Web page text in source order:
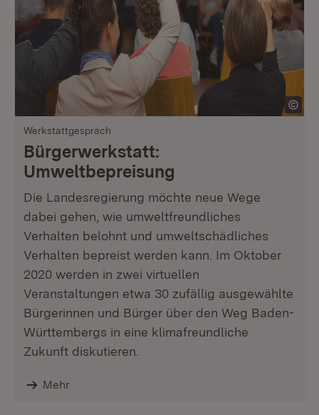
Werkstattgespräch
Bürgerwerkstatt:
Umweltbepreisung
Die Landesregierung möchte neue Wege
dabei gehen, wie umweltfreundliches
Verhalten belohnt und umweltschädliches
Verhalten bepreist werden kann. Im Oktober
2020 werden in zwei virtuellen
Veranstaltungen etwa 30 zufällig ausgewählte
Bürgerinnen und Bürger über den Weg Baden-
Württembergs in eine klimafreundliche
Zukunft diskutieren.
Mehr